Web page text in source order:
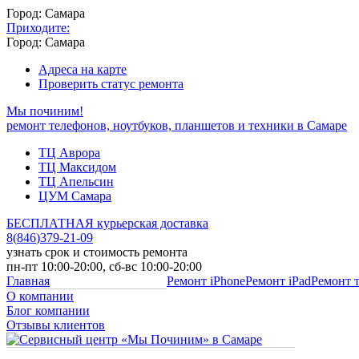
Город: Самара
Приходите:
Город: Самара
Адреса на карте
Проверить статус ремонта
Мы починим!
ремонт телефонов, ноутбуков, планшетов и техники в Самаре
ТЦ Аврора
ТЦ Максидом
ТЦ Апельсин
ЦУМ Самара
БЕСПЛАТНАЯ курьерская доставка
8(846)379-21-09
узнать срок и стоимость ремонта
пн-пт 10:00-20:00, сб-вс 10:00-20:00
Главная
О компании
Блог компании
Отзывы клиентов
Ремонт iPhoneРемонт iPadРемонт